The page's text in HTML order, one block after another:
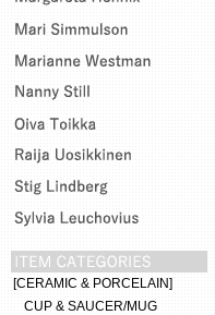
[CERAMIC & PORCELAIN]
CUP & SAUCER/MUG